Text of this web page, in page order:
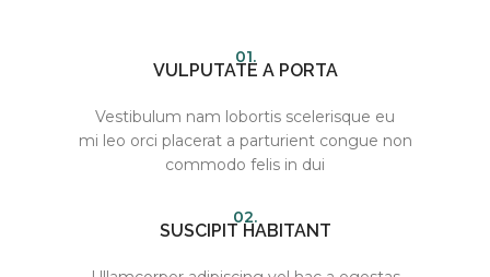
01.
VULPUTATE A PORTA
Vestibulum nam lobortis scelerisque eu
mi leo orci placerat a parturient congue non
commodo felis in dui
02.
SUSCIPIT HABITANT